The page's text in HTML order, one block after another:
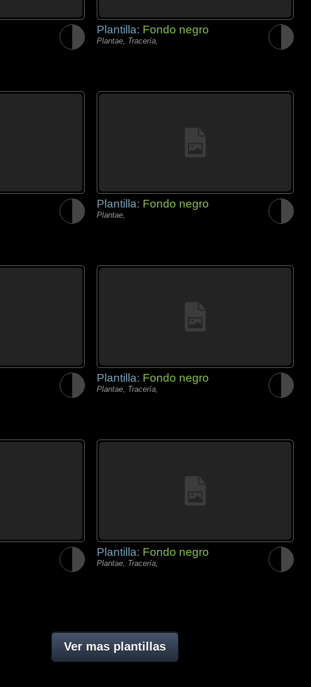
Plantilla: Fondo negro
Plantae, Tracería,
Plantilla: Fondo negro
Plantae,
Plantilla: Fondo negro
Plantae, Tracería,
Plantilla: Fondo negro
Plantae, Tracería,
Ver mas plantillas